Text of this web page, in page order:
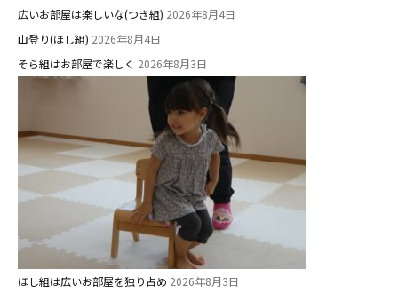
広いお部屋は楽しいな(つき組) 2026年8月4日
山登り(ほし組) 2026年8月4日
そら組はお部屋で楽しく 2026年8月3日
ほし組は広いお部屋を独り占め 2026年8月3日
2歳児ひとり登園［ゆず組 ]
グループ施設・
関係先リンク
学校法⼈鴨⾕学園 鳳幼稚園
学校法⼈諏訪森学園 諏訪森幼稚
⼤阪府私⽴幼稚園連盟
社会福祉法人野田福祉会